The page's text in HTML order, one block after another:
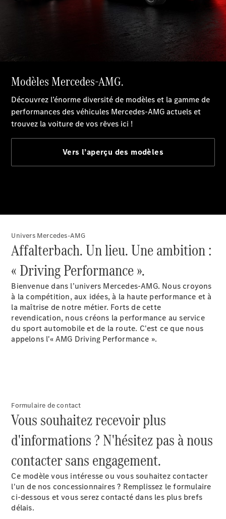
Benz Store
Monospace
Tous les
Monospaces
EQV
Électrique
Classe V
Marco Polo
Véhicules utilitaires
Configurateur
Mercedes-Benz Store
Univers Mercedes-AMG
Affalterbach. Un lieu. Une ambition :
« Driving Performance ».
Bienvenue dans l’univers Mercedes-AMG. Nous croyons
à la compétition, aux idées, à la haute performance et à
la maîtrise de notre métier. Forts de cette
revendication, nous créons la performance au service
du sport automobile et de la route. C'est ce que nous
appelons l'« AMG Driving Performance ».
Formulaire de contact
Vous souhaitez recevoir plus
d'informations ? N'hésitez pas à nous
contacter sans engagement.
Ce modèle vous intéresse ou vous souhaitez contacter
l'un de nos concessionnaires ? Remplissez le formulaire
ci-dessous et vous serez contacté dans les plus brefs
délais.